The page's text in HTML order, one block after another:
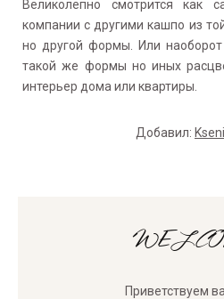
Великолепно смотрится как
компании с другими кашпо из
но другой формы. Или
такой же формы но иных
интерьер дома или квартиры.
Добавил:
Приветствуем